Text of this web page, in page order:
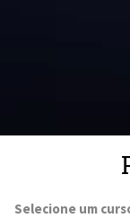
Selecione um